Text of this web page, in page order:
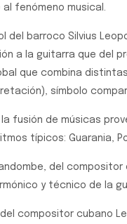
fenómeno musical.
del barroco Silvius
a la guitarra que del
que combina
símbolo
fusión de músicas
típicos: Guarania,
del
y técnico de la
compositor cubano